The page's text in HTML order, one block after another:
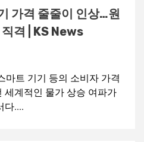
가격 줄줄이 인상…원
격 | KS News
마트 기기 등의 소비자 가격
세계적인 물가 상승 여파가
다....